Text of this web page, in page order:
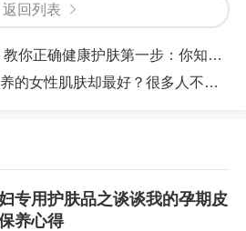
返回列表
确健康护肤第一步：你知道你的皮肤类型吗？
肌肤却最好？很多人不懂，答案其实很简单
专用护肤品之谈谈我的孕期皮
养心得